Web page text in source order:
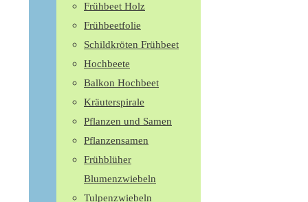
Frühbeet Holz
Frühbeetfolie
Schildkröten Frühbeet
Hochbeete
Balkon Hochbeet
Kräuterspirale
Pflanzen und Samen
Pflanzensamen
Frühblüher
Blumenzwiebeln
Tulpenzwiebeln